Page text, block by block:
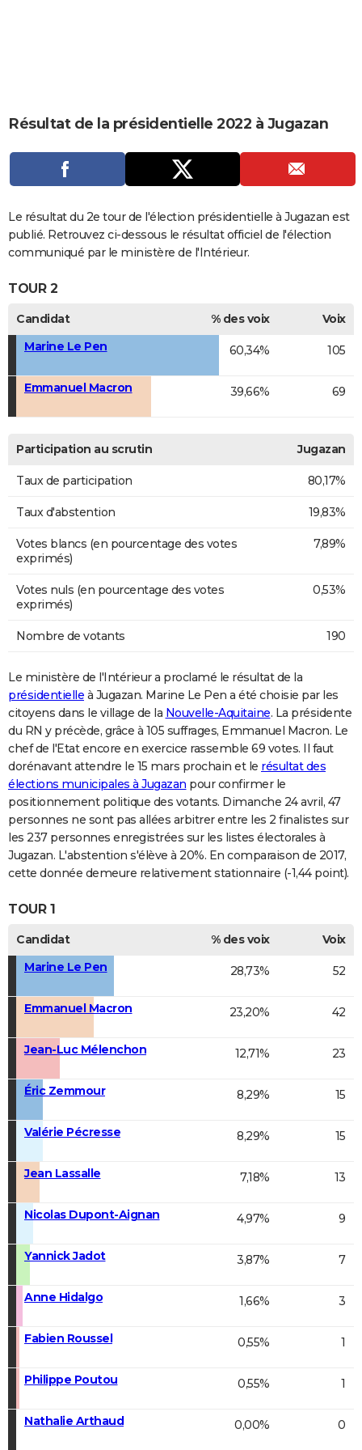
CARTE DE VOEUX
DICTIONNAIRE
Dictionnaire
Biographies
Expressions
Proverbes
PROGRAMME TV
COPAINS D'AVANT
Se connecter
Collèges
Universités
Entreprises
Service militaire
Avis de recherche
AVIS DE DÉCÈS
FORUM
Bricolage
Culture
Television
Voyage
Résultat de la présidentielle 2022 à Jugazan
Le résultat du 2e tour de l'élection présidentielle à Jugazan est
publié. Retrouvez ci-dessous le résultat officiel de l'élection
communiqué par le ministère de l'Intérieur.
TOUR 2
Candidat % des voix
Voix
Marine Le Pen
60,34% 105
Emmanuel Macron 39,66% 69
Participation au scrutin Jugazan
Taux de participation 80,17%
Taux d'abstention 19,83%
Votes blancs (en pourcentage des votes
exprimés)
7,89%
Votes nuls (en pourcentage des votes
exprimés)
0,53%
Nombre de votants 190
Le ministère de l'Intérieur a proclamé le résultat de la
présidentielle à Jugazan. Marine Le Pen a été choisie par les
citoyens dans le village de la Nouvelle-Aquitaine. La présidente
du RN y précède, grâce à 105 suffrages, Emmanuel Macron. Le
chef de l'Etat encore en exercice rassemble 69 votes. Il faut
dorénavant attendre le 15 mars prochain et le résultat des
élections municipales à Jugazan pour confirmer le
positionnement politique des votants. Dimanche 24 avril, 47
personnes ne sont pas allées arbitrer entre les 2 finalistes sur
les 237 personnes enregistrées sur les listes électorales à
Jugazan. L'abstention s'élève à 20%. En comparaison de 2017,
cette donnée demeure relativement stationnaire (-1,44 point).
TOUR 1
Candidat % des voix
Voix
Marine Le Pen
28,73% 52
Emmanuel Macron 23,20% 42
Jean-Luc Mélenchon 12,71% 23
Éric Zemmour 8,29% 15
Valérie Pécresse 8,29% 15
Jean Lassalle 7,18% 13
Nicolas Dupont-Aignan 4,97% 9
Yannick Jadot 3,87% 7
Anne Hidalgo 1,66% 3
Fabien Roussel 0,55% 1
Philippe Poutou 0,55% 1
Nathalie Arthaud 0,00% 0